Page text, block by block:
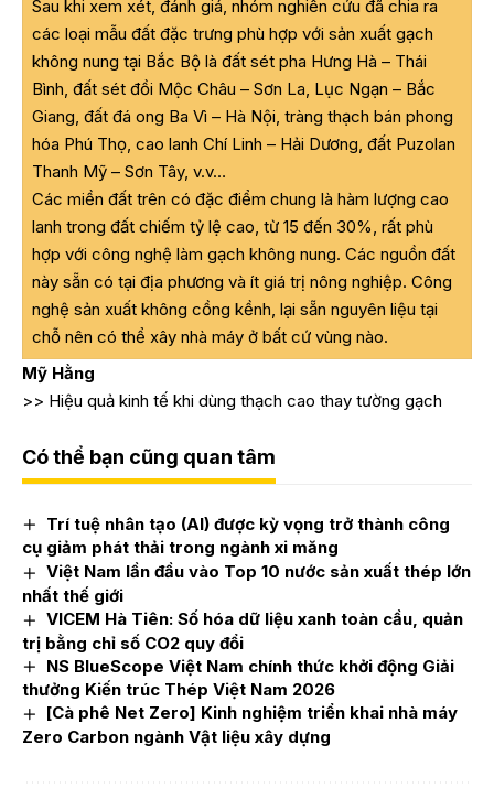
Sau khi xem xét, đánh giá, nhóm nghiên cứu đã chia ra
các loại mẫu đất đặc trưng phù hợp với sản xuất gạch
không nung tại Bắc Bộ là đất sét pha Hưng Hà – Thái
Bình, đất sét đồi Mộc Châu – Sơn La, Lục Ngạn – Bắc
Giang, đất đá ong Ba Vì – Hà Nội, tràng thạch bán phong
hóa Phú Thọ, cao lanh Chí Linh – Hải Dương, đất Puzolan
Thanh Mỹ – Sơn Tây, v.v…
Các miền đất trên có đặc điểm chung là hàm lượng cao
lanh trong đất chiếm tỷ lệ cao, từ 15 đến 30%, rất phù
hợp với công nghệ làm gạch không nung. Các nguồn đất
này sẵn có tại địa phương và ít giá trị nông nghiệp. Công
nghệ sản xuất không cồng kềnh, lại sẵn nguyên liệu tại
chỗ nên có thể xây nhà máy ở bất cứ vùng nào.
Mỹ Hằng
>> Hiệu quả kinh tế khi dùng thạch cao thay tường gạch
Có thể bạn cũng quan tâm
Trí tuệ nhân tạo (AI) được kỳ vọng trở thành công
cụ giảm phát thải trong ngành xi măng
Việt Nam lần đầu vào Top 10 nước sản xuất thép lớn
nhất thế giới
VICEM Hà Tiên: Số hóa dữ liệu xanh toàn cầu, quản
trị bằng chỉ số CO2 quy đổi
NS BlueScope Việt Nam chính thức khởi động Giải
thưởng Kiến trúc Thép Việt Nam 2026
[Cà phê Net Zero] Kinh nghiệm triển khai nhà máy
Zero Carbon ngành Vật liệu xây dựng